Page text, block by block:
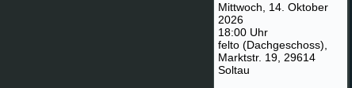
Mittwoch, 14. Oktober
2026
18:00 Uhr
felto (Dachgeschoss),
Marktstr. 19, 29614
Soltau